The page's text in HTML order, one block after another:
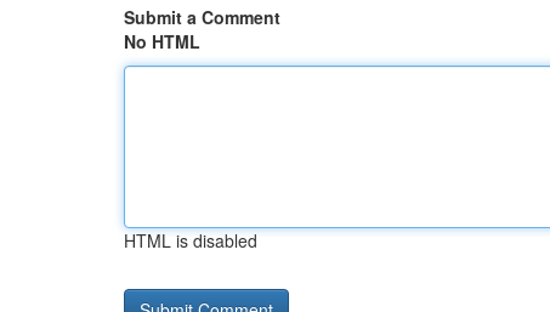
Submit a Comment
No HTML
HTML is disabled